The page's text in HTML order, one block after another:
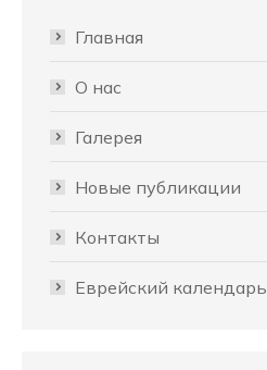
Главная
О нас
Галерея
Новые публикации
Контакты
Еврейский календарь